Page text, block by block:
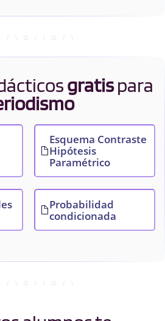
gratispara
Esquema Contraste
Hipótesis
Paramétrico
Probabilidad
condicionada